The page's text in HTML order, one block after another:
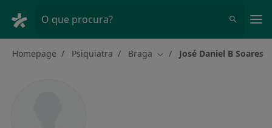
O que procura?
Homepage Psiquiatra Braga Mudar de cidade
José Daniel B Soares